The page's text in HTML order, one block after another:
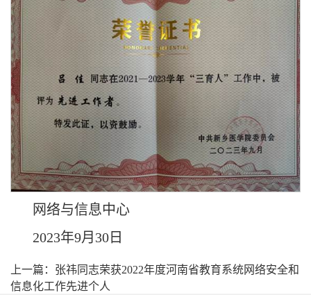
网络与信息中心
2023年9月30日
上一篇：张祎同志荣获2022年度河南省教育系统网络安全和
信息化工作先进个人